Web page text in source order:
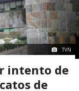
TVN
intento de
de